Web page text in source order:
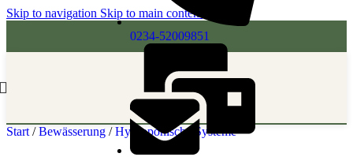
Skip to navigation Skip to main content
0234-52009851
Start / Bewässerung / Hydroponische Systeme